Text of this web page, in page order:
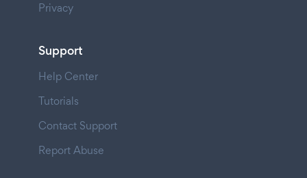
Privacy
Support
Help Center
Tutorials
Contact Support
Report Abuse